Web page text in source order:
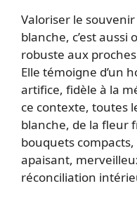
Valoriser le
blanche, c’est
robuste aux
Elle témoigne d’un
artifice, fidèle à la
ce contexte, toutes
blanche, de la fleur
bouquets
apaisant,
réconciliation